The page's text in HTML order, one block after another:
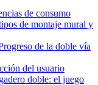
de consumo
de montaje mural y
de la doble vía
del usuario
doble: el juego